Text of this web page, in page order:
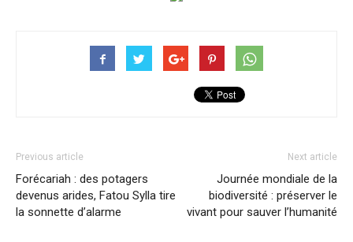
Previous article
Forécariah : des potagers
devenus arides, Fatou Sylla tire
la sonnette d’alarme
Next article
Journée mondiale de la
biodiversité : préserver le
vivant pour sauver l’humanité